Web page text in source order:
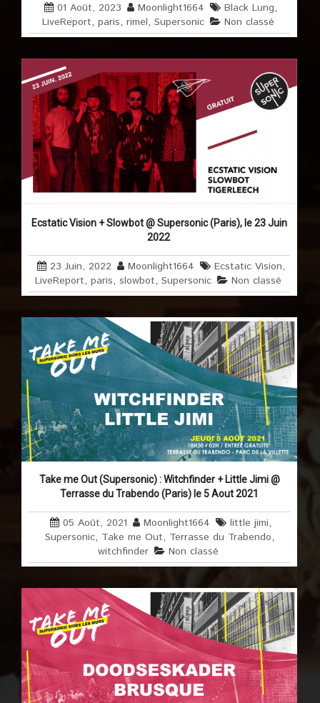
01 Août, 2023 Moonlight1664 Black Lung,
LiveReport, paris, rimel, Supersonic Non classé
Ecstatic Vision + Slowbot @ Supersonic (Paris), le 23 Juin
2022
23 Juin, 2022 Moonlight1664 Ecstatic Vision,
LiveReport, paris, slowbot, Supersonic Non classé
Take me Out (Supersonic) : Witchfinder + Little Jimi @
Terrasse du Trabendo (Paris) le 5 Aout 2021
05 Août, 2021 Moonlight1664 little jimi,
Supersonic, Take me Out, Terrasse du Trabendo,
witchfinder
Non classé